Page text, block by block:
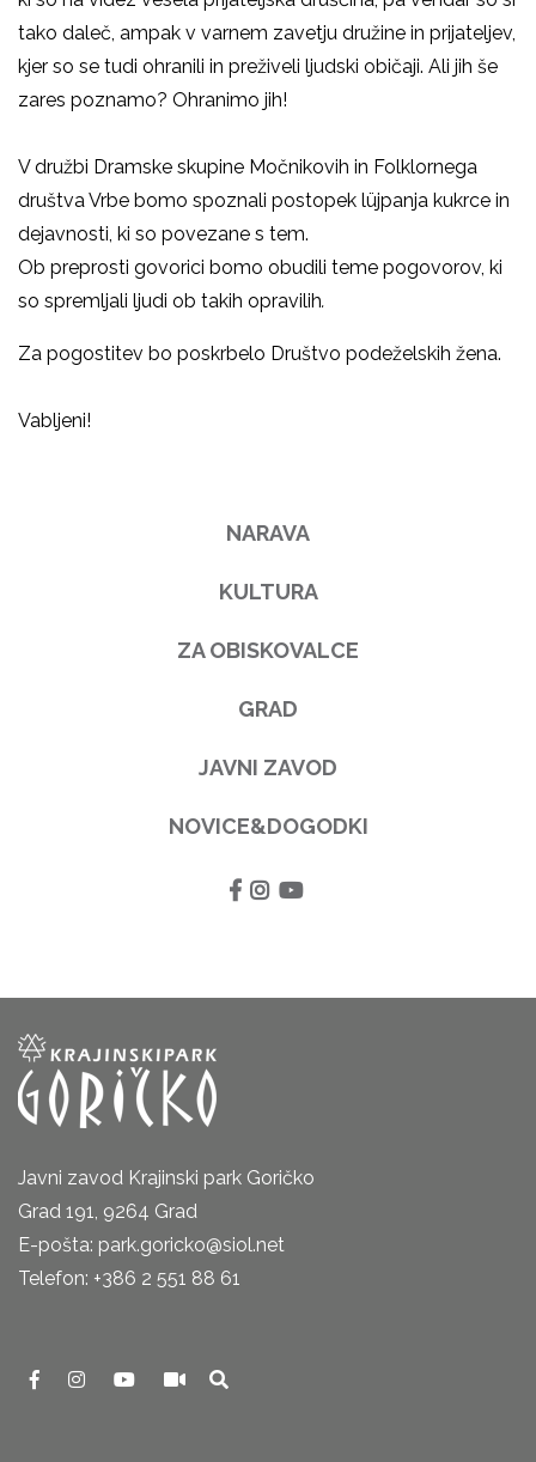
tako daleč, ampak v varnem zavetju družine in prijateljev,
kjer so se tudi ohranili in preživeli ljudski običaji. Ali jih še
zares poznamo? Ohranimo jih!
V družbi Dramske skupine Močnikovih in Folklornega
društva Vrbe bomo spoznali postopek lüjpanja kukrce in
dejavnosti, ki so povezane s tem.
Ob preprosti govorici bomo obudili teme pogovorov, ki
so spremljali ljudi ob takih opravilih.
Za pogostitev bo poskrbelo Društvo podeželskih žena.
Vabljeni!
NARAVA
KULTURA
ZA OBISKOVALCE
GRAD
JAVNI ZAVOD
NOVICE&DOGODKI
Javni zavod Krajinski park Goričko
Grad 191, 9264 Grad
E-pošta: park.goricko@siol.net
Telefon: +386 2 551 88 61